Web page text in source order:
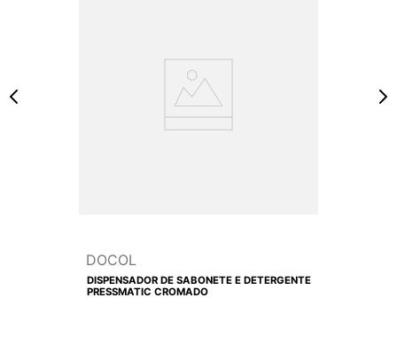
DOCOL
DISPENSADOR DE SABONETE E DETERGENTE
PRESSMATIC CROMADO